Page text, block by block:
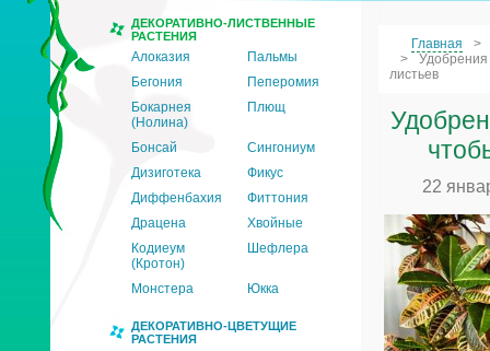
ДЕКОРАТИВНО-ЛИСТВЕННЫЕ
РАСТЕНИЯ
Алоказия
Пальмы
Бегония
Пеперомия
Бокарнея
(Нолина)
Плющ
Бонсай
Сингониум
Дизиготека
Фикус
Диффенбахия
Фиттония
Драцена
Хвойные
Кодиеум
(Кротон)
Шефлера
Монстера Юкка
ДЕКОРАТИВНО-ЦВЕТУЩИЕ
РАСТЕНИЯ
Главная
Удобрения
листьев
22